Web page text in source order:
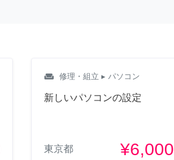
weekend 修理・組立 ▸ パソコン
新しいパソコンの設定
東京都 ¥6,000